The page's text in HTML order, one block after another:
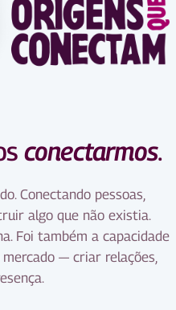
conectarmos.
Conectando pessoas,
algo que não existia.
Foi também a capacidade
— criar relações,